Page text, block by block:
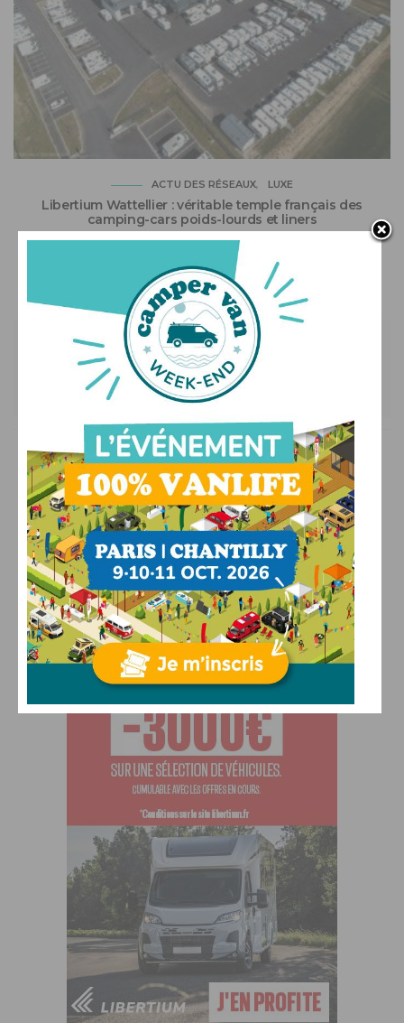
ACTU DES RÉSEAUX LUXE
Libertium Wattellier : véritable temple français des
camping-cars poids-lourds et liners
CLÉMENT
Les commentaires sont fermés.